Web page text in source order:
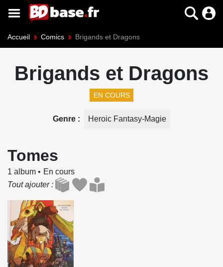
Accueil Comics Brigands et Dragons
Brigands et Dragons
EN COURS
Genre Heroic Fantasy-Magie
Tomes
1 album
En cours
Tout ajouter